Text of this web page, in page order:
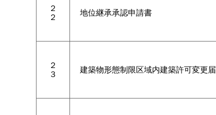
２
２
地位継承承認申請書
２
３
建築物形態制限区域内建築許可変更届